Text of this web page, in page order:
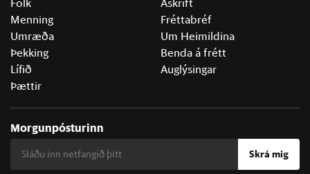
Menning
Umræða
Þekking
Lífið
Þættir
Fréttabréf
Um Heimildina
Benda á frétt
Auglýsingar
Morgunpósturinn
Skrá mig